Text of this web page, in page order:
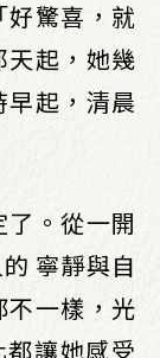
驚喜，就
起，她幾
起，清晨
了。從一開
寧靜與自
一樣，光
讓她感受